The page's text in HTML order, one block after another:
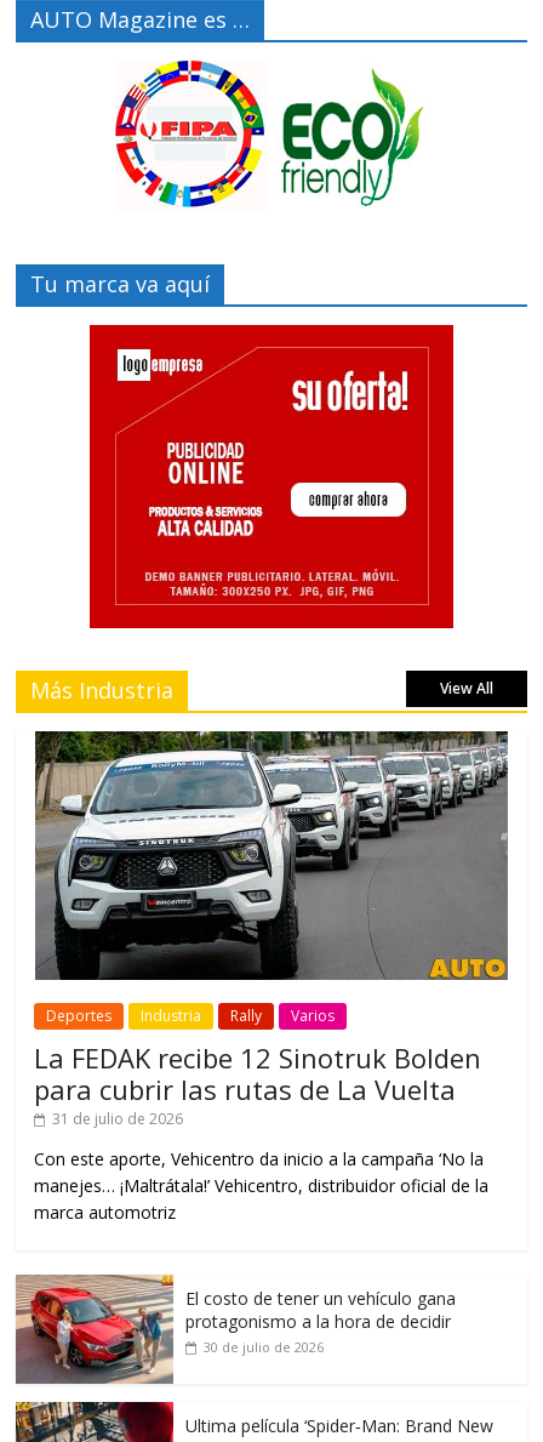
AUTO Magazine es …
Tu marca va aquí
Más Industria View All
Deportes Industria Rally Varios
La FEDAK recibe 12 Sinotruk Bolden
para cubrir las rutas de La Vuelta
31 de julio de 2026
Con este aporte, Vehicentro da inicio a la campaña ‘No la
manejes… ¡Maltrátala!’ Vehicentro, distribuidor oficial de la
marca automotriz
El costo de tener un vehículo gana
protagonismo a la hora de decidir
30 de julio de 2026
Ultima película ‘Spider‑Man: Brand New